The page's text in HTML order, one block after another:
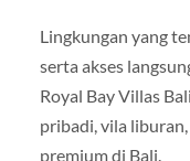
Lingkungan yang
serta akses
Royal Bay Villas
pribadi, vila
premium di Bali.